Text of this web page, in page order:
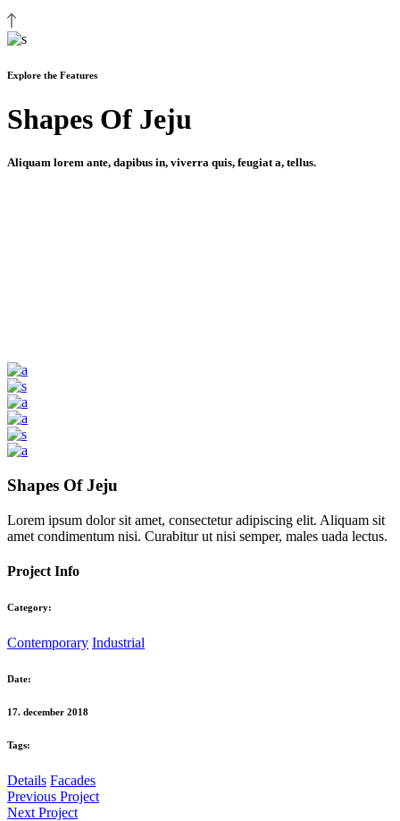
Explore the Features
Shapes Of Jeju
Aliquam lorem ante, dapibus in, viverra quis, feugiat a, tellus.
Shapes Of Jeju
Lorem ipsum dolor sit amet, consectetur adipiscing elit. Aliquam sit
amet condimentum nisi. Curabitur ut nisi semper, males uada lectus.
Project Info
Category:
Contemporary Industrial
Date:
17. december 2018
Tags:
Details Facades
Previous Project
Next Project